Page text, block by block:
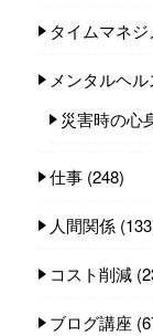
タイムマネジ
メンタルヘル
災害時の心
仕事 (248)
人間関係
コスト削減
ブログ講座